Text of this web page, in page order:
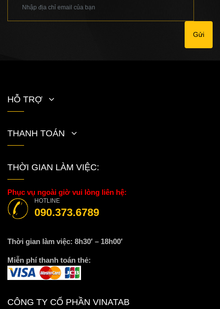
Gửi
HỖ TRỢ
THANH TOÁN
THỜI GIAN LÀM VIỆC:
Phục vụ ngoài giờ vui lòng liên hệ:
HOTLINE
090.373.6789
Thời gian làm việc: 8h30′ – 18h00′
Miễn phí thanh toán thẻ:
CÔNG TY CỔ PHẦN VINATAB